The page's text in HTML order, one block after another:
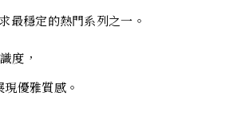
最穩定的熱門系列之一。
度，
優雅質感。